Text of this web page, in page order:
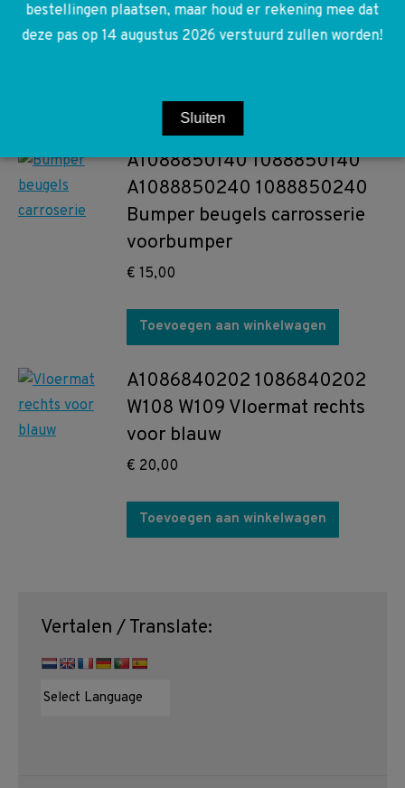
W109
A1088850140 1088850140
A1088850240 1088850240
Bumper beugels carrosserie
voorbumper
€ 15,00
Toevoegen aan winkelwagen
A1086840202 1086840202
W108 W109 Vloermat rechts
voor blauw
€ 20,00
Toevoegen aan winkelwagen
Vertalen / Translate:
bestellingen plaatsen, maar houd er rekening mee dat
deze pas op 14 augustus 2026 verstuurd zullen worden!
Sluiten